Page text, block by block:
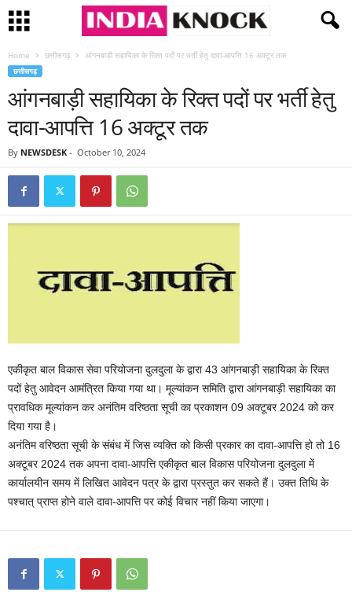
Home छत्तीसगढ़ आंगनबाड़ी सहायिका के रिक्त पदों पर भर्ती हेतु दावा-आपत्ति 16 अक्टूर तक
छत्तीसगढ़
आंगनबाड़ी सहायिका के रिक्त पदों पर भर्ती हेतु
दावा-आपत्ति 16 अक्टूर तक
By NEWSDESK - October 10, 2024
एकीकृत बाल विकास सेवा परियोजना दुलदुला के द्वारा 43 आंगनबाड़ी सहायिका के रिक्त
पदों हेतु आवेदन आमंत्रित किया गया था। मूल्यांकन समिति द्वारा आंगनबाड़ी सहायिका का
प्रावधिक मूल्यांकन कर अनंतिम वरिष्ठता सूची का प्रकाशन 09 अक्टूबर 2024 को कर
दिया गया है।
अनंतिम वरिष्ठता सूची के संबंध में जिस व्यक्ति को किसी प्रकार का दावा-आपत्ति हो तो 16
अक्टूबर 2024 तक अपना दावा-आपत्ति एकीकृत बाल विकास परियोजना दुलदुला में
कार्यालयीन समय में लिखित आवेदन पत्र के द्वारा प्रस्तुत कर सकते हैं। उक्त तिथि के
पश्चात् प्राप्त होने वाले दावा-आपत्ति पर कोई विचार नहीं किया जाएगा।